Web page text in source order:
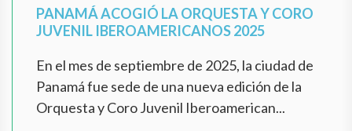
PANAMÁ ACOGIÓ LA ORQUESTA Y CORO
JUVENIL IBEROAMERICANOS 2025
En el mes de septiembre de 2025, la ciudad de
Panamá fue sede de una nueva edición de la
Orquesta y Coro Juvenil Iberoamerican...